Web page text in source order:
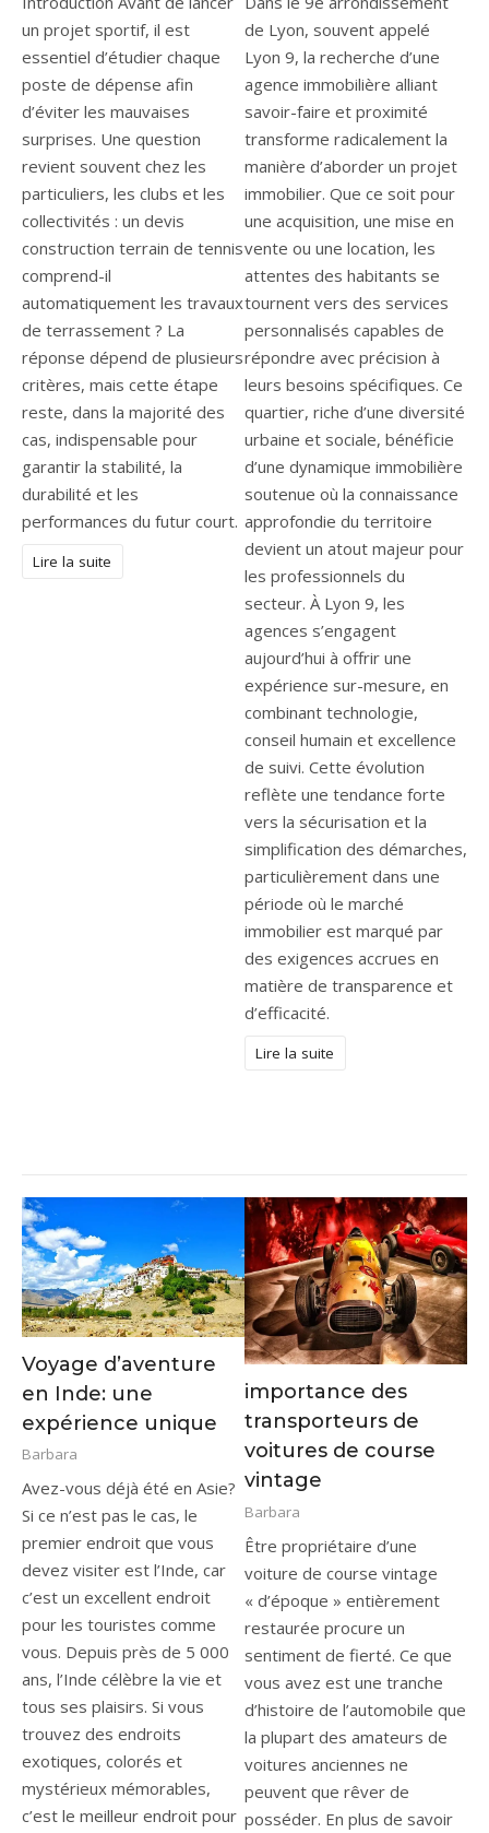
un projet sportif, il est
essentiel d’étudier chaque
poste de dépense afin
d’éviter les mauvaises
surprises. Une question
revient souvent chez les
particuliers, les clubs et les
collectivités : un devis
construction terrain de tennis
comprend-il
automatiquement les travaux
de terrassement ? La
réponse dépend de plusieurs
critères, mais cette étape
reste, dans la majorité des
cas, indispensable pour
garantir la stabilité, la
durabilité et les
performances du futur court.
Lire la suite
de Lyon, souvent appelé
Lyon 9, la recherche d’une
agence immobilière alliant
savoir-faire et proximité
transforme radicalement la
manière d’aborder un projet
immobilier. Que ce soit pour
une acquisition, une mise en
vente ou une location, les
attentes des habitants se
tournent vers des services
personnalisés capables de
répondre avec précision à
leurs besoins spécifiques. Ce
quartier, riche d’une diversité
urbaine et sociale, bénéficie
d’une dynamique immobilière
soutenue où la connaissance
approfondie du territoire
devient un atout majeur pour
les professionnels du
secteur. À Lyon 9, les
agences s’engagent
aujourd’hui à offrir une
expérience sur-mesure, en
combinant technologie,
conseil humain et excellence
de suivi. Cette évolution
reflète une tendance forte
vers la sécurisation et la
simplification des démarches,
particulièrement dans une
période où le marché
immobilier est marqué par
des exigences accrues en
matière de transparence et
d’efficacité.
Lire la suite
Voyage d’aventure
en Inde: une
expérience unique
Barbara
Avez-vous déjà été en Asie?
Si ce n’est pas le cas, le
premier endroit que vous
devez visiter est l’Inde, car
c’est un excellent endroit
pour les touristes comme
vous. Depuis près de 5 000
ans, l’Inde célèbre la vie et
tous ses plaisirs. Si vous
trouvez des endroits
exotiques, colorés et
mystérieux mémorables,
c’est le meilleur endroit pour
importance des
transporteurs de
voitures de course
vintage
Barbara
Être propriétaire d’une
voiture de course vintage
« d’époque » entièrement
restaurée procure un
sentiment de fierté. Ce que
vous avez est une tranche
d’histoire de l’automobile que
la plupart des amateurs de
voitures anciennes ne
peuvent que rêver de
posséder. En plus de savoir